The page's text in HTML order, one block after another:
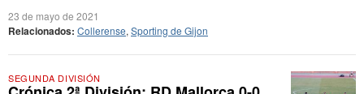
23 de mayo de 2021
Relacionados: Collerense, Sporting de Gijon
SEGUNDA DIVISIÓN